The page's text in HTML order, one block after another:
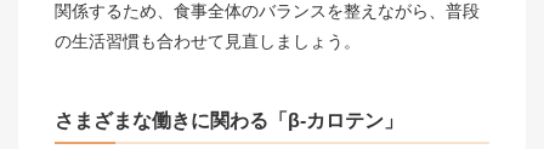
関係するため、食事全体のバランスを整えながら、普段
の生活習慣も合わせて見直しましょう。
さまざまな働きに関わる「β-カロテン」